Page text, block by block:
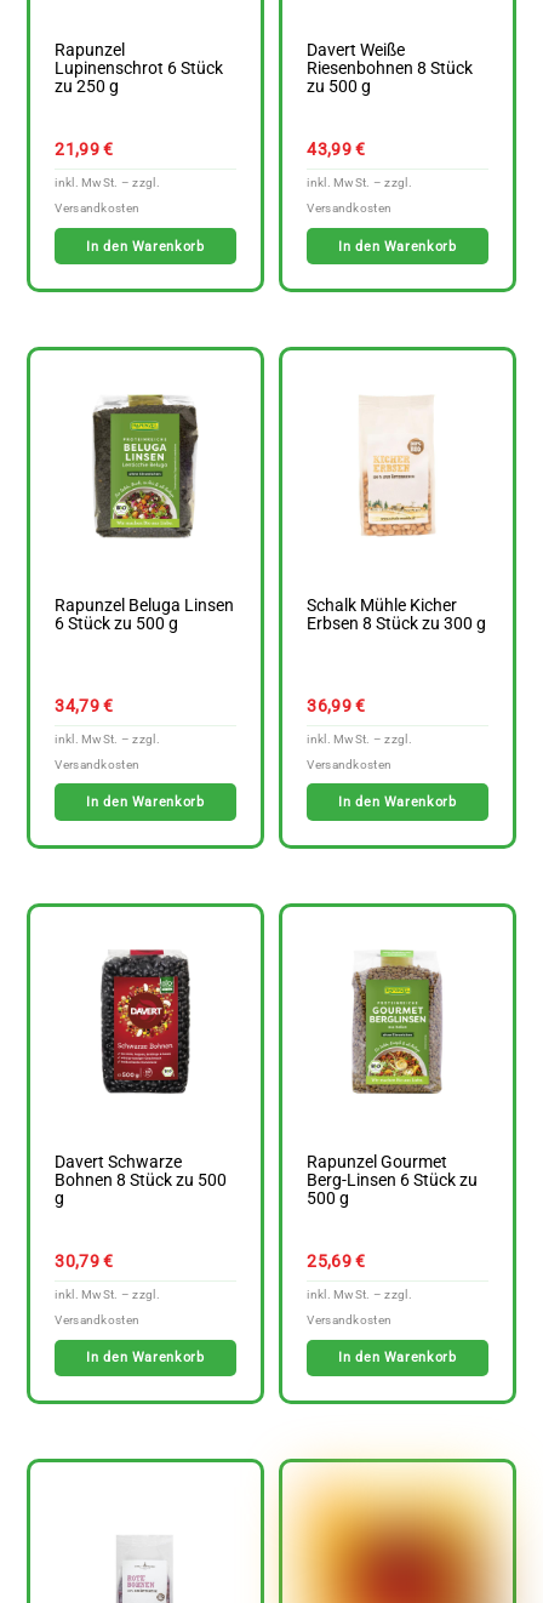
Rapunzel
Lupinenschrot 6 Stück
zu 250 g
21,99€
In den Warenkorb
Davert Weiße
Riesenbohnen 8 Stück
zu 500 g
43,99€
In den Warenkorb
Rapunzel Beluga Linsen
6 Stück zu 500 g
34,79€
In den Warenkorb
Schalk Mühle Kicher
Erbsen 8 Stück zu 300 g
36,99€
In den Warenkorb
Davert Schwarze
Bohnen 8 Stück zu 500
g
30,79€
In den Warenkorb
Rapunzel Gourmet
Berg-Linsen 6 Stück zu
500 g
25,69€
In den Warenkorb